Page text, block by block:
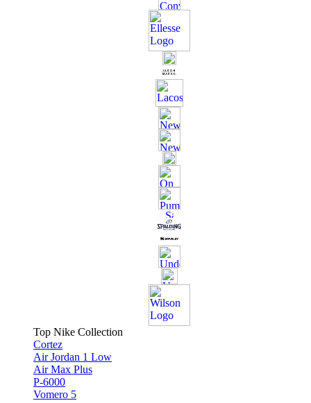
Top Nike Collection
Cortez
Air Jordan 1 Low
Air Max Plus
P-6000
Vomero 5